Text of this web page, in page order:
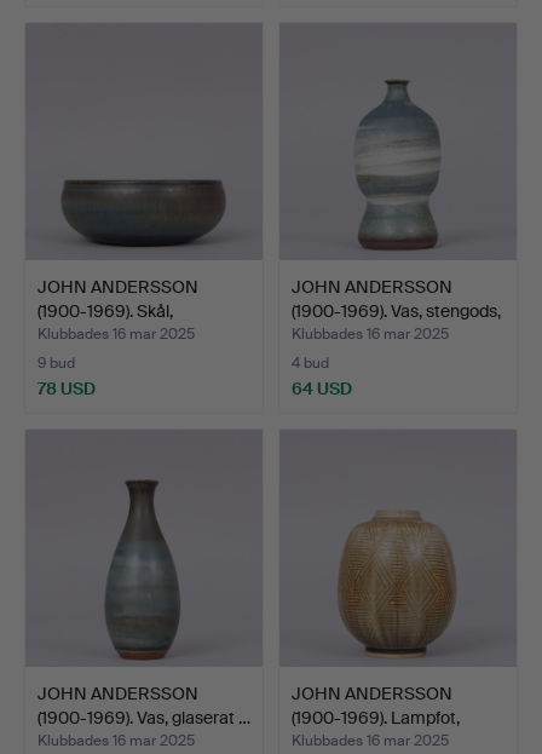
JOHN ANDERSSON
(1900-1969). Skål,
stengods…
Klubbades 16 mar 2025
9 bud
78 USD
JOHN ANDERSSON
(1900-1969). Vas, stengods,
…
Klubbades 16 mar 2025
4 bud
64 USD
JOHN ANDERSSON
(1900-1969). Vas, glaserat …
Klubbades 16 mar 2025
JOHN ANDERSSON
(1900-1969). Lampfot,
beige…
Klubbades 16 mar 2025